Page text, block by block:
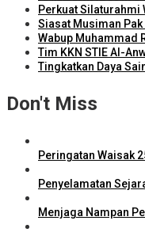
Perkuat Silaturahmi
Siasat Musiman Pak
Wabup Muhammad
Tim KKN STIE Al-
Tingkatkan Daya
Don't Miss
Peringatan Waisak
Penyelamatan
Menjaga Nampan